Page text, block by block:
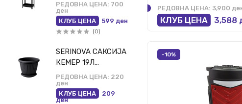
РЕДОВНА ЦЕНА: 700
ден
КЛУБ ЦЕНА
599 ден
(0)
SERINOVA САКСИЈА
КЕМЕР 19Л
АНТРАЦИТ КСГ8/
ТБ08
РЕДОВНА ЦЕНА: 220
ден
КЛУБ ЦЕНА
209
ден
РЕДОВНА ЦЕНА: 3,900
КЛУБ ЦЕНА 3,588
-10%